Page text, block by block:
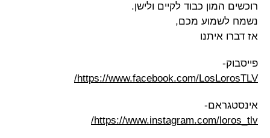
רוכשים המון כבוד לקיים ולישן.
נשמח לשמוע מכם,
אז דברו איתנו
פייסבוק-
https://www.facebook.com/LosLorosTLV/
אינסטגראם-
https://www.instagram.com/loros_tlv/